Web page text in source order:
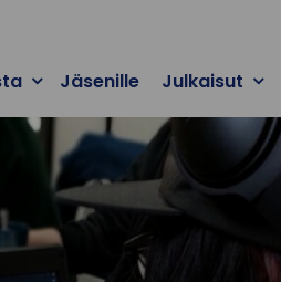
Jäsenille Julkaisut